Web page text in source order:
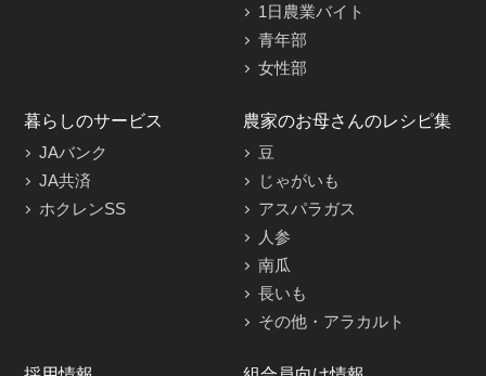
1日農業バイト
青年部
女性部
暮らしのサービス
JAバンク
JA共済
ホクレンSS
農家のお母さんのレシピ集
豆
じゃがいも
アスパラガス
人参
南瓜
長いも
その他・アラカルト